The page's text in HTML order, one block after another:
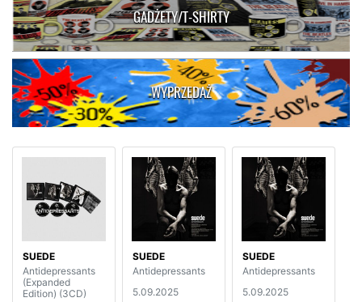
GADŻETY/T-SHIRTY
WYPRZEDAŻ
SUEDE
Antidepressants
(Expanded
Edition) (3CD)
SUEDE
Antidepressants
5.09.2025
SUEDE
Antidepressants
5.09.2025